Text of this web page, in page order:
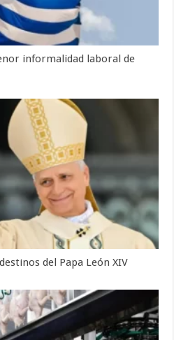
informalidad laboral de
del Papa León XIV